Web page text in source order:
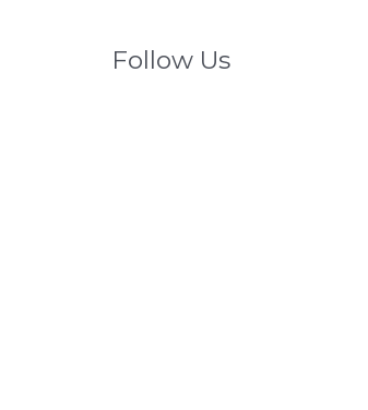
Follow Us